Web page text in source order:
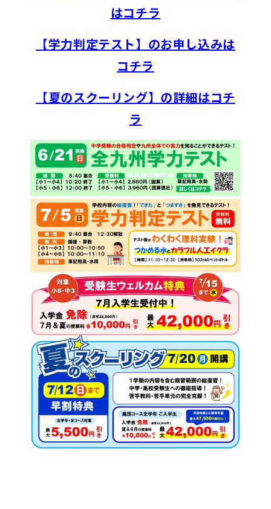
はコチラ
【学力判定テスト】のお申し込みは
コチラ
【夏のスクーリング】の詳細はコチ
ラ